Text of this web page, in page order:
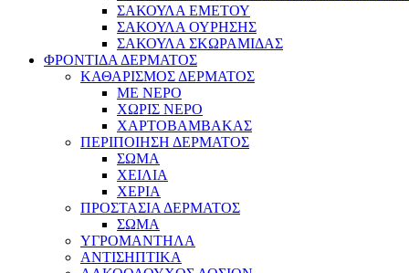
ΣΑΚΟΥΛΑ ΕΜΕΤΟΥ
ΣΑΚΟΥΛΑ ΟΥΡΗΣΗΣ
ΣΑΚΟΥΛΑ ΣΚΩΡΑΜΙΔΑΣ
ΦΡΟΝΤΙΔΑ ΔΕΡΜΑΤΟΣ
ΚΑΘΑΡΙΣΜΟΣ ΔΕΡΜΑΤΟΣ
ΜΕ ΝΕΡΟ
ΧΩΡΙΣ ΝΕΡΟ
ΧΑΡΤΟΒΑΜΒΑΚΑΣ
ΠΕΡΙΠΟΙΗΣΗ ΔΕΡΜΑΤΟΣ
ΣΩΜΑ
ΧΕΙΛΙΑ
ΧΕΡΙΑ
ΠΡΟΣΤΑΣΙΑ ΔΕΡΜΑΤΟΣ
ΣΩΜΑ
ΥΓΡΟΜΑΝΤΗΛΑ
ΑΝΤΙΣΗΠΤΙΚΑ